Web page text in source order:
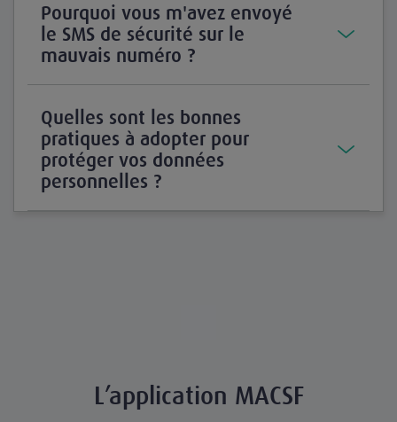
Pourquoi vous m'avez envoyé
le SMS de sécurité sur le
mauvais numéro ?
Quelles sont les bonnes
pratiques à adopter pour
protéger vos données
personnelles ?
L’application MACSF